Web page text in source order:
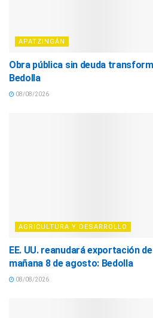
APATZINGÁN
Obra pública sin deuda
Bedolla
08/08/2026
AGRICULTURA Y DESARROLLO
EE. UU. reanudará exportación
mañana 8 de agosto: Bedolla
08/08/2026